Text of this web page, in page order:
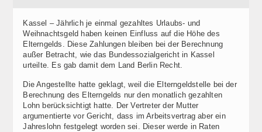
Kassel – Jährlich je einmal gezahltes Urlaubs- und
Weihnachtsgeld haben keinen Einfluss auf die Höhe des
Elterngelds. Diese Zahlungen bleiben bei der Berechnung
außer Betracht, wie das Bundessozialgericht in Kassel
urteilte. Es gab damit dem Land Berlin Recht.
Die Angestellte hatte geklagt, weil die Elterngeldstelle bei der
Berechnung des Elterngelds nur den monatlich gezahlten
Lohn berücksichtigt hatte. Der Vertreter der Mutter
argumentierte vor Gericht, dass im Arbeitsvertrag aber ein
Jahreslohn festgelegt worden sei. Dieser werde in Raten